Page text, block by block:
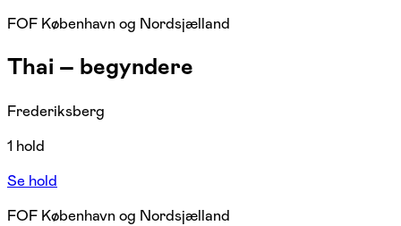
FOF København og Nordsjælland
Thai – begyndere
Frederiksberg
1 hold
Se hold
FOF København og Nordsjælland